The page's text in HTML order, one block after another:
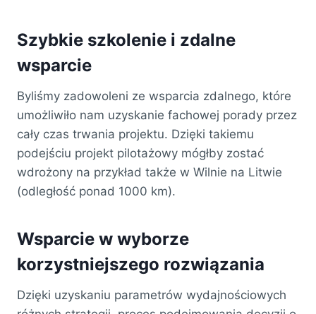
Szybkie szkolenie i zdalne
wsparcie
Byliśmy zadowoleni ze wsparcia zdalnego, które
umożliwiło nam uzyskanie fachowej porady przez
cały czas trwania projektu. Dzięki takiemu
podejściu projekt pilotażowy mógłby zostać
wdrożony na przykład także w Wilnie na Litwie
(odległość ponad 1000 km).
Wsparcie w wyborze
korzystniejszego rozwiązania
Dzięki uzyskaniu parametrów wydajnościowych